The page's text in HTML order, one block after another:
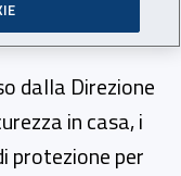
dalla Direzione
in casa, i
protezione per